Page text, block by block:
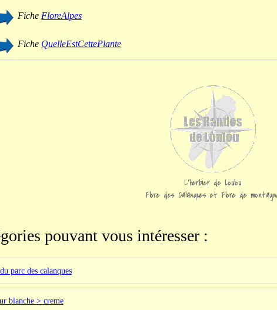
Fiche FloreAlpes
Fiche QuelleEstCettePlante
L'herbier de Loulou
Flore des Calanques et Flore de
pouvant vous intéresser :
parc des calanques
blanche > creme